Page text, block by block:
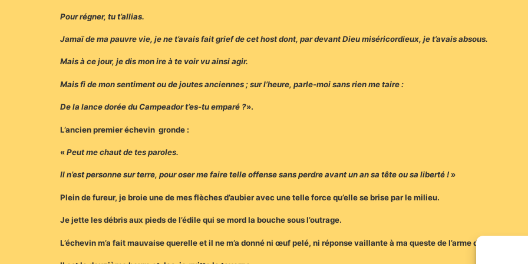
Pour régner, tu t’allias.
Jamaï de ma pauvre vie, je ne t’avais fait grief de cet host dont, par devant Dieu miséricordieux, je t’avais absous.
Mais à ce jour, je dis mon ire à te voir vu ainsi agir.
Mais fi de mon sentiment ou de joutes anciennes ; sur l’heure, parle-moi sans rien me taire :
De la lance dorée du Campeador t’es-tu emparé ?».
L’ancien premier échevin gronde :
«Peut me chaut de tes paroles.
Il n’est personne sur terre, pour oser me faire telle offense sans perdre avant un an sa tête ou sa liberté ! »
Plein de fureur, je broie une de mes flèches d’aubier avec une telle force qu’elle se brise par le milieu.
Je jette les débris aux pieds de l’édile qui se mord la bouche sous l’outrage.
L’échevin m’a fait mauvaise querelle et il ne m’a donné ni œuf pelé, ni réponse vaillante à ma queste de l’arme d’hast dorée